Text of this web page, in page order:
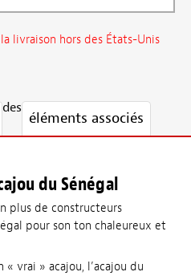
livraison hors des États-Unis
des
éléments associés
du Sénégal
plus de constructeurs
pour son ton chaleureux et
« vrai » acajou, l’acajou du